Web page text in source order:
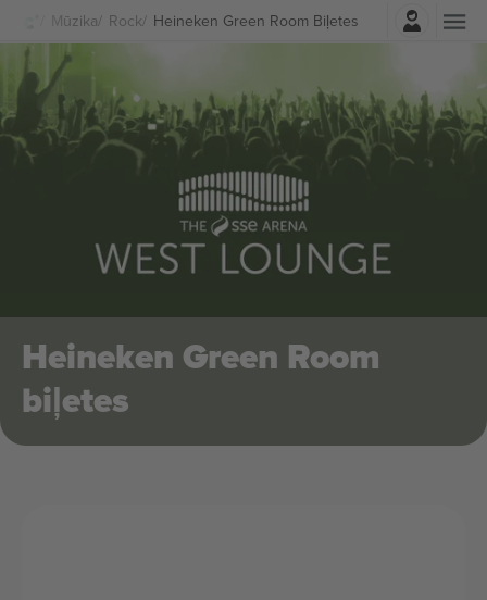
Mūzika Rock Heineken Green Room Biļetes
Pierakstīties
Heineken Green Room
biļetes